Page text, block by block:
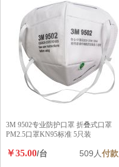
3M 9502专业防护口罩 折叠式口罩
PM2.5口罩KN95标准 5只装
￥35.00/台 509人付款